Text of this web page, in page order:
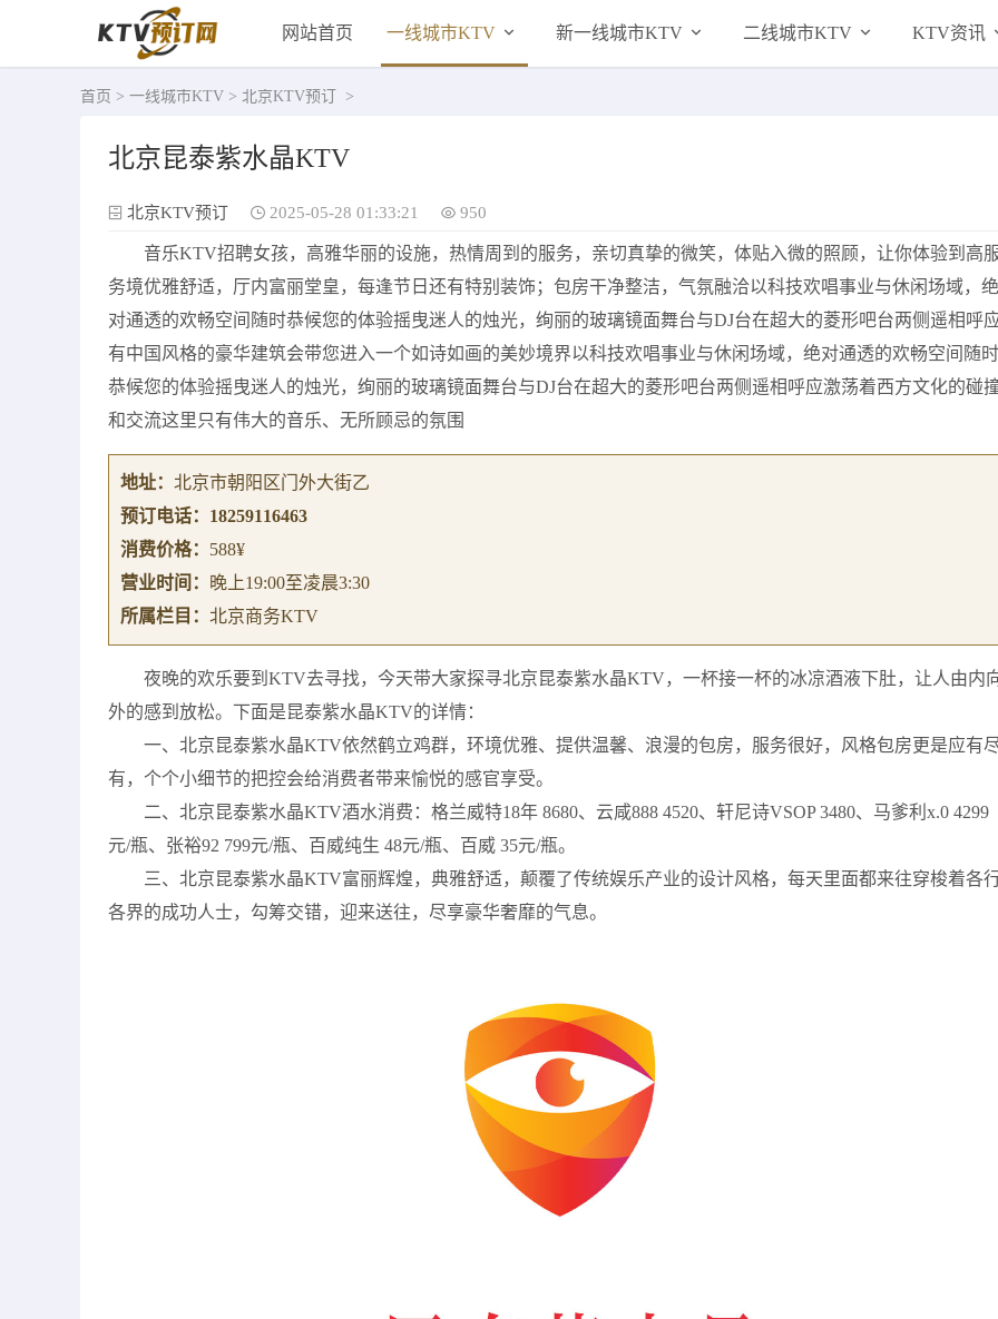
网站首页 一线城市KTV 新一线城市KTV 二线城市KTV KTV资讯
首页 > 一线城市KTV > 北京KTV预订 >
北京昆泰紫水晶KTV
北京KTV预订 2025-05-28 01:33:21 950
音乐KTV招聘女孩，高雅华丽的设施，热情周到的服务，亲切真挚的微笑，体贴入微的照顾，让你体验到高
务境优雅舒适，厅内富丽堂皇，每逢节日还有特别装饰；包房干净整洁，气氛融洽以科技欢唱事业与休闲场域，绝
对通透的欢畅空间随时恭候您的体验摇曳迷人的烛光，绚丽的玻璃镜面舞台与DJ台在超大的菱形吧台两侧遥相呼
有中国风格的豪华建筑会带您进入一个如诗如画的美妙境界以科技欢唱事业与休闲场域，绝对通透的欢畅空间随时
恭候您的体验摇曳迷人的烛光，绚丽的玻璃镜面舞台与DJ台在超大的菱形吧台两侧遥相呼应激荡着西方文化的碰
和交流这里只有伟大的音乐、无所顾忌的氛围
地址： 北京市朝阳区门外大街乙
预订电话： 18259116463
消费价格： 588¥
营业时间：
晚上19:00至凌晨3:30
所属栏目： 北京商务KTV
夜晚的欢乐要到KTV去寻找，今天带大家探寻北京昆泰紫水晶KTV，一杯接一杯的冰凉酒液下肚，让人由内
外的感到放松。下面是昆泰紫水晶KTV的详情：
一、北京昆泰紫水晶KTV依然鹤立鸡群，环境优雅、提供温馨、浪漫的包房，服务很好，风格包房更是应有
有，个个小细节的把控会给消费者带来愉悦的感官享受。
二、北京昆泰紫水晶KTV酒水消费：格兰威特18年 8680、云咸888 4520、轩尼诗VSOP 3480、马爹利x.0 4299
元/瓶、张裕92 799元/瓶、百威纯生 48元/瓶、百威 35元/瓶。
三、北京昆泰紫水晶KTV富丽辉煌，典雅舒适，颠覆了传统娱乐产业的设计风格，每天里面都来往穿梭着各
各界的成功人士，勾筹交错，迎来送往，尽享豪华奢靡的气息。